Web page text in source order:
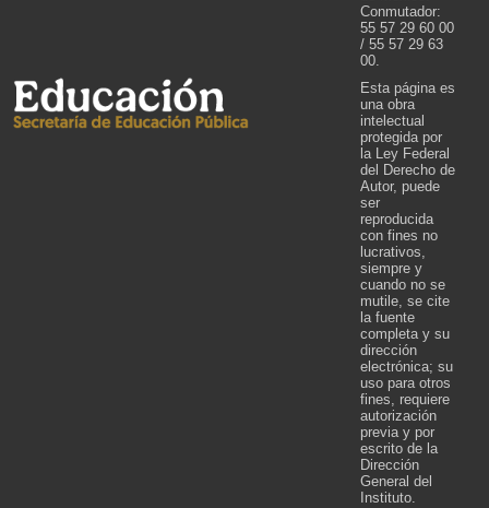
Conmutador:
55 57 29 60 00
/ 55 57 29 63
00.
Esta página es
una obra
intelectual
protegida por
la Ley Federal
del Derecho de
Autor, puede
ser
reproducida
con fines no
lucrativos,
siempre y
cuando no se
mutile, se cite
la fuente
completa y su
dirección
electrónica; su
uso para otros
fines, requiere
autorización
previa y por
escrito de la
Dirección
General del
Instituto.